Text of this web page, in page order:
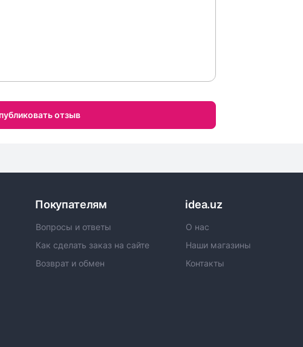
отзыв
Покупателям
Вопросы и ответы
Как сделать заказ на сайте
Возврат и обмен
idea.uz
О нас
Наши магазины
Контакты